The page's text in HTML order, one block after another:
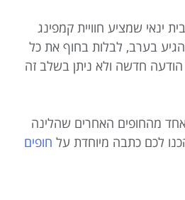
ינאי שמציע חוויית קמפינג
בערב, לבלות בחוף את כל
חדשה ולא ניתן בשלב זה
אחד מהחופים האחרים שהלינה
לכם כתבה מיוחדת על חופים